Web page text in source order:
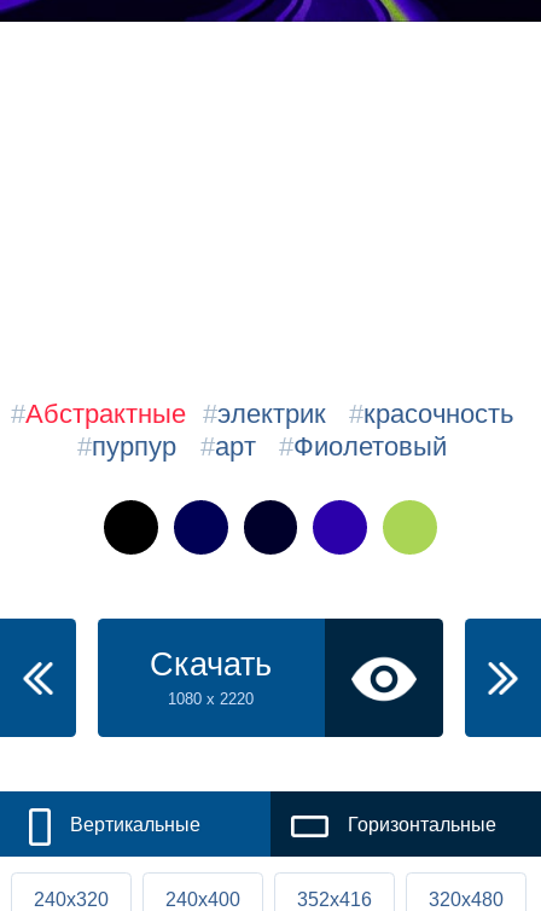
#Абстрактные #электрик #красочность
#пурпур #арт #Фиолетовый
Скачать
1080 x 2220
Вертикальные Горизонтальные
240x320 240x400 352x416 320x480